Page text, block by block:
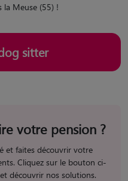
la Meuse (55) !
sitter
votre pension ?
et faites découvrir votre
Cliquez sur le bouton ci-
découvrir nos solutions.